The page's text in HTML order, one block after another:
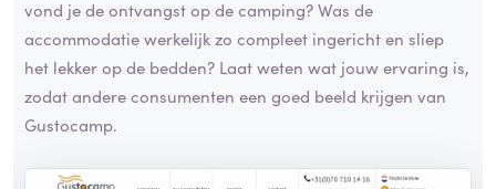
vond je de ontvangst op de camping? Was de
accommodatie werkelijk zo compleet ingericht en sliep
het lekker op de bedden? Laat weten wat jouw ervaring is,
zodat andere consumenten een goed beeld krijgen van
Gustocamp.